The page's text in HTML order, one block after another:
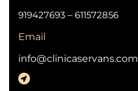
919427693 – 611572856
Email
info@clinicaservans.com